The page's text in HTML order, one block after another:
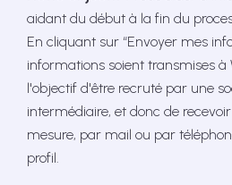
aidant du début à la fin du
En cliquant sur “Envoyer mes
informations soient transmises à
l'objectif d'être recruté par une
intermédiaire, et donc de
mesure, par mail ou par
profil.